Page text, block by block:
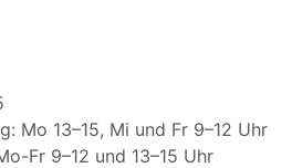
Mo 13–15, Mi und Fr 9–12 Uhr
Fr 9–12 und 13–15 Uhr